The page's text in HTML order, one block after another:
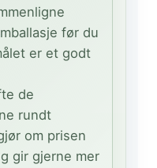
før du
er et godt
de
rundt
om prisen
gir gjerne mer